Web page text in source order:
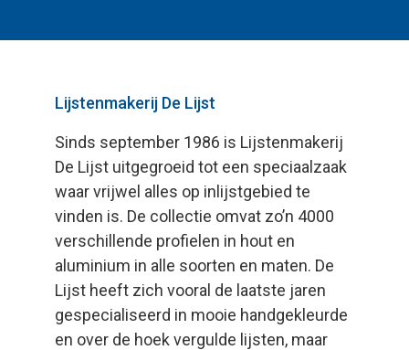
Lijstenmakerij De Lijst
Sinds september 1986 is Lijstenmakerij
De Lijst uitgegroeid tot een speciaalzaak
waar vrijwel alles op inlijstgebied te
vinden is. De collectie omvat zo’n 4000
verschillende profielen in hout en
aluminium in alle soorten en maten. De
Lijst heeft zich vooral de laatste jaren
gespecialiseerd in mooie handgekleurde
en over de hoek vergulde lijsten, maar